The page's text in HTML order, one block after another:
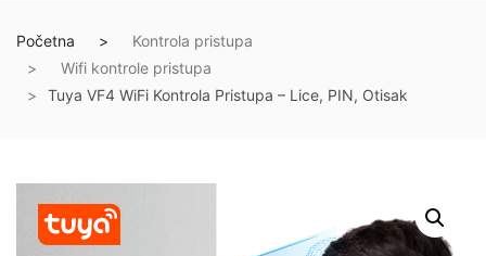
Početna
Kontrola pristupa
Wifi kontrole pristupa
Tuya VF4 WiFi Kontrola Pristupa – Lice, PIN, Otisak